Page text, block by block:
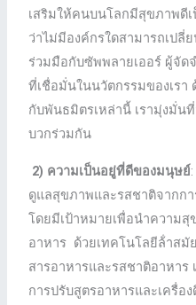
เสริมให้คนบนโลกมีสุขภาพดี
ว่าไม่มีองค์กรใดสามารถเปลี่
ร่วมมือกับซัพพลายเออร์ ผู้จัด
ที่เชื่อมั่นในนวัตกรรมของเรา
กับพันธมิตรเหล่านี้ เรามุ่งมั่น
บวกร่วมกัน
2) ความเป็นอยู่ที่ดีของมนุษย์
ดูแลสุขภาพและรสชาติจากกา
โดยมีเป้าหมายเพื่อนําความ
อาหาร ด้วยเทคโนโลยีล้ําสมั
สารอาหารและรสชาติอาหาร
การปรับสูตรอาหารและเครื่อ